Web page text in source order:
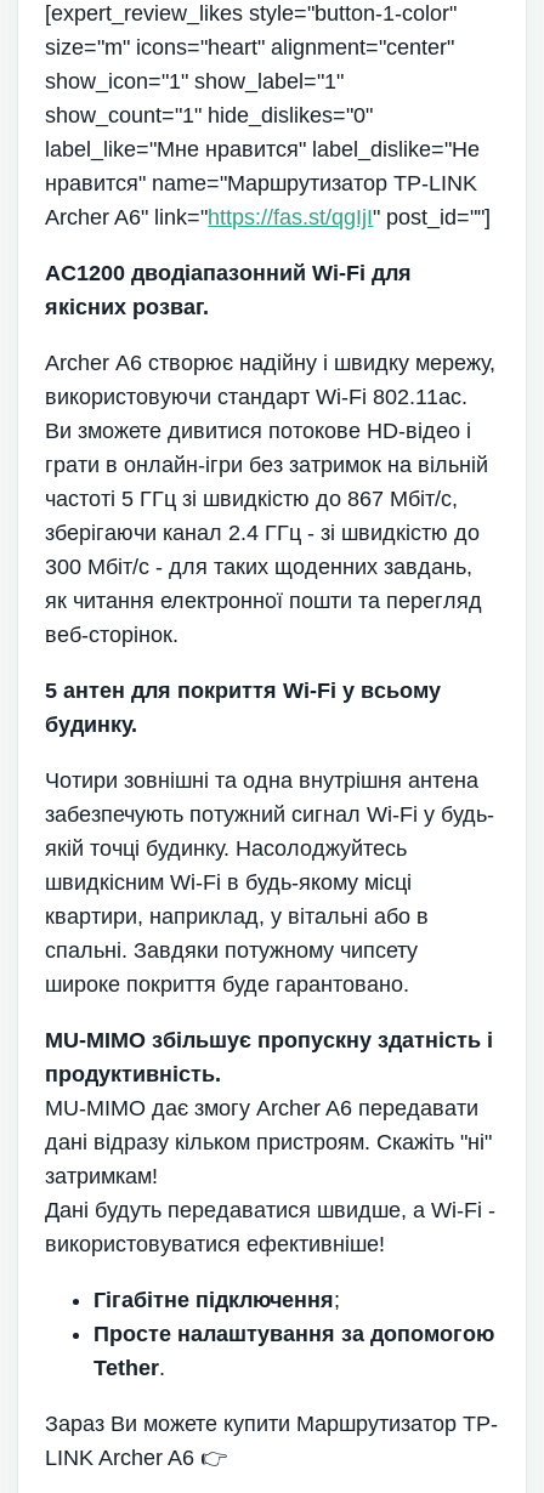
[expert_review_likes style="button-1-color"
size="m" icons="heart" alignment="center"
show_icon="1" show_label="1"
show_count="1" hide_dislikes="0"
label_like="Мне нравится" label_dislike="Не
нравится" name="Маршрутизатор TP-LINK
Archer A6" link="https://fas.st/qgIjI" post_id=""]
AC1200 дводіапазонний Wi-Fi для
якісних розваг.
Archer А6 створює надійну і швидку мережу,
використовуючи стандарт Wi-Fi 802.11ac.
Ви зможете дивитися потокове HD-відео і
грати в онлайн-ігри без затримок на вільній
частоті 5 ГГц зі швидкістю до 867 Мбіт/с,
зберігаючи канал 2.4 ГГц - зі швидкістю до
300 Мбіт/с - для таких щоденних завдань,
як читання електронної пошти та перегляд
веб-сторінок.
5 антен для покриття Wi-Fi у всьому
будинку.
Чотири зовнішні та одна внутрішня антена
забезпечують потужний сигнал Wi-Fi у будь-
якій точці будинку. Насолоджуйтесь
швидкісним Wi-Fi в будь-якому місці
квартири, наприклад, у вітальні або в
спальні. Завдяки потужному чипсету
широке покриття буде гарантовано.
MU-MIMO збільшує пропускну здатність і
продуктивність.
MU-MIMO дає змогу Archer A6 передавати
дані відразу кільком пристроям. Скажіть "ні"
затримкам!
Дані будуть передаватися швидше, а Wi-Fi -
використовуватися ефективніше!
Гігабітне підключення;
Просте налаштування за допомогою
Tether.
Зараз Ви можете купити Маршрутизатор TP-
LINK Archer A6 👉